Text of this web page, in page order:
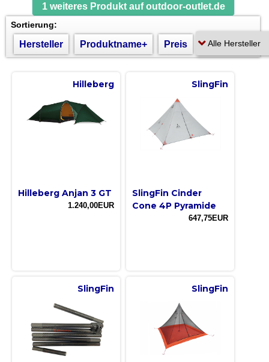
1 weiteres Produkt auf outdoor-outlet.de
Sortierung:
Hersteller Produktname+ Preis
Hilleberg
Hilleberg Anjan 3 GT
1.240,00EUR
SlingFin
SlingFin Cinder
Cone 4P Pyramide
647,75EUR
SlingFin SlingFin